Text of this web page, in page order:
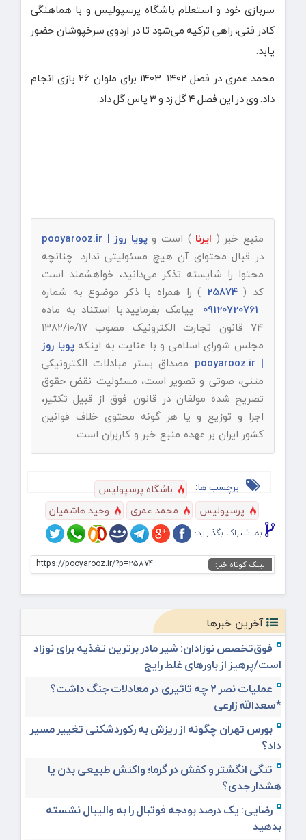
سربازی خود و استعلام باشگاه پرسپولیس و با هماهنگی
کادر فنی، راهی ترکیه می‌شود تا در اردوی سرخپوشان حضور
یابد.
محمد عمری در فصل ۱۴۰۲–۱۴۰۳ برای ملوان ۲۶ بازی انجام
داد. وی در این فصل ۴ گل زد و ۳ پاس گل داد.
منبع خبر ( ایرنا ) است وپویا روز | pooyarooz.ir
در قبال محتوای آن هیچ مسئولیتی ندارد. چنانچه
محتوا را شایسته تذکر می‌دانید، خواهشمند است
کد (25874
) را همراه با ذکر موضوع به شماره
پیامک بفرمایید.با استناد به ماده
۷۴ قانون تجارت الکترونیک مصوب ۱۳۸۲/۱۰/۱۷
مجلس شورای اسلامی و با عنایت به اینکهپویا روز
| pooyarooz.ir
مصداق بستر مبادلات الکترونیکی
متنی، صوتی و تصویر است، مسئولیت نقض حقوق
تصریح شده مولفان در قانون فوق از قبیل تکثیر،
اجرا و توزیع و یا هر گونه محتوی خلاف قوانین
کشور ایران بر عهده منبع خبر و کاربران است.
برچسب ها:
باشگاه پرسپولیس
پرسپولیس
محمد عمری وحید هاشمیان
به اشتراک بگذارید:
لینک کوتاه خبر: https://pooyarooz.ir/?p=25874
آخرین خبرها
فوق‌تخصص نوزادان: شیر مادر برترین تغذیه برای نوزاد
است/پرهیز از باورهای غلط رایج
عملیات نصر ۲ چه تاثیری در معادلات جنگ داشت؟
*سعدالله زارعی
بورس تهران چگونه از ریزش به رکوردشکنی تغییر مسیر
داد؟
تنگی انگشتر و کفش در گرما؛ واکنش طبیعی بدن یا
هشدار جدی؟
رضایی: یک درصد بودجه فوتبال را به والیبال نشسته
بدهید